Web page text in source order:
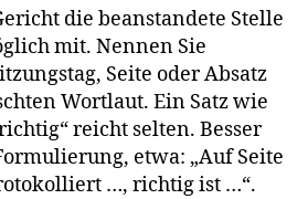
die beanstandete Stelle
mit. Nennen Sie
Seite oder Absatz
Wortlaut. Ein Satz wie
reicht selten. Besser
etwa: „Auf Seite
…, richtig ist …“.